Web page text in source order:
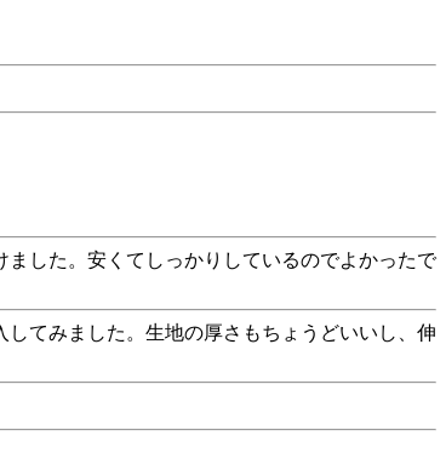
した。安くてしっかりしているのでよかったで
てみました。生地の厚さもちょうどいいし、伸